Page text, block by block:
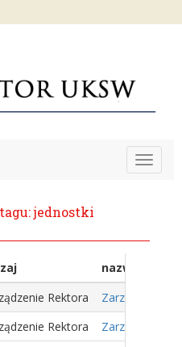
Toggle
jednostki
nazwa
Rektora
Zarządzenie
Rektora
Zarządzenie